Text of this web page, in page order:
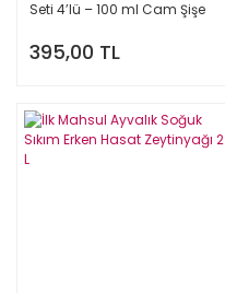
Seti 4’lü – 100 ml Cam Şişe
395,00 TL